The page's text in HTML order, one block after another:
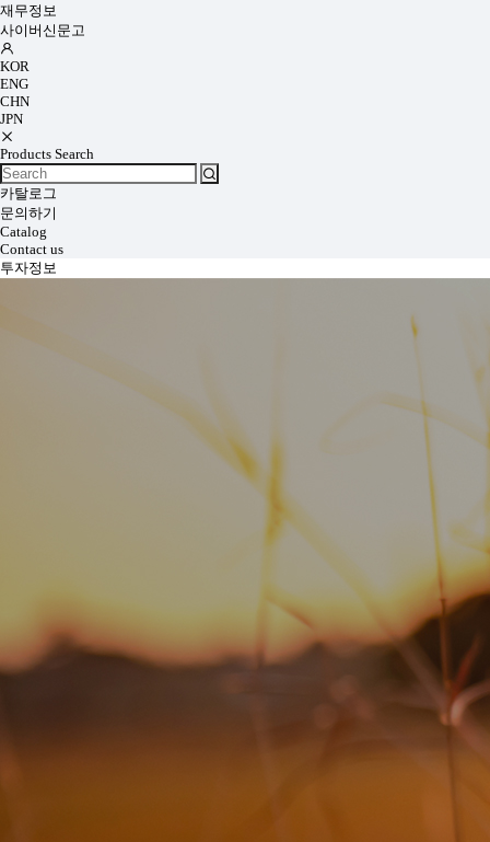
재무정보
사이버신문고
KOR
ENG
CHN
JPN
Products Search
카탈로그
문의하기
Catalog
Contact us
투자정보